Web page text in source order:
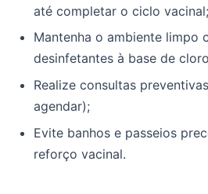
até completar o ciclo vacinal;
Mantenha o ambiente limpo
desinfetantes à base de
Realize consultas
agendar);
Evite banhos e passeios
reforço vacinal.